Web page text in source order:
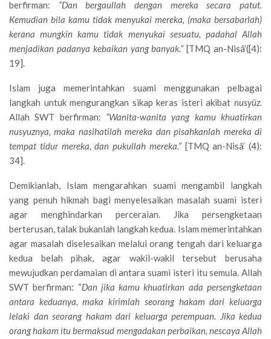
berfirman: “Dan bergaullah dengan mereka secara patut.
Kemudian bila kamu tidak menyukai mereka, (maka bersabarlah)
kerana mungkin kamu tidak menyukai sesuatu, padahal Allah
menjadikan padanya kebaikan yang banyak.”[TMQ an-Nisâ’([4):
19].
Islam juga memerintahkan suami menggunakan pelbagai
langkah untuk mengurangkan sikap keras isteri akibat nusyûz.
Allah SWT berfirman: “Wanita-wanita yang kamu khuatirkan
nusyuznya, maka nasihatilah mereka dan pisahkanlah mereka di
tempat tidur mereka, dan pukullah mereka.”[TMQ an-Nisâ’ (4):
34].
Demikianlah, Islam mengarahkan suami mengambil langkah
yang penuh hikmah bagi menyelesaikan masalah suami isteri
agar menghindarkan perceraian. Jika persengketaan
berterusan, talak bukanlah langkah kedua. Islam memerintahkan
agar masalah diselesaikan melalui orang tengah dari keluarga
kedua belah pihak, agar wakil-wakil tersebut berusaha
mewujudkan perdamaian di antara suami isteri itu semula. Allah
SWT berfirman: “Dan jika kamu khuatirkan ada persengketaan
antara keduanya, maka kirimlah seorang hakam dari keluarga
lelaki dan seorang hakam dari keluarga perempuan. Jika kedua
orang hakam itu bermaksud mengadakan perbaikan, nescaya Allah